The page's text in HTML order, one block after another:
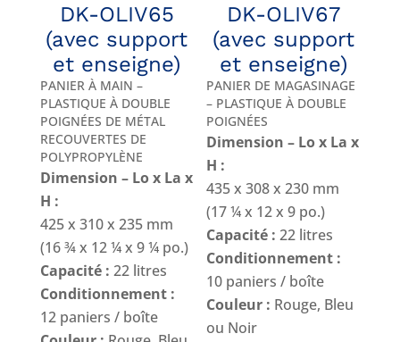
DK-OLIV65
(avec support
et enseigne)
PANIER À MAIN –
PLASTIQUE À DOUBLE
POIGNÉES DE MÉTAL
RECOUVERTES DE
POLYPROPYLÈNE
Dimension – Lo x La x
H :
425 x 310 x 235 mm
(16 ¾ x 12 ¼ x 9 ¼ po.)
Capacité : 22 litres
Conditionnement :
12 paniers / boîte
DK-OLIV67
(avec support
et enseigne)
PANIER DE MAGASINAGE
– PLASTIQUE À DOUBLE
POIGNÉES
Dimension – Lo x La x
H :
435 x 308 x 230 mm
(17 ¼ x 12 x 9 po.)
Capacité : 22 litres
Conditionnement :
10 paniers / boîte
Couleur : Rouge, Bleu
ou Noir